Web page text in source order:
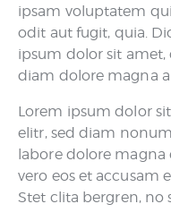
ipsam voluptatem
odit aut fugit, quia.
ipsum dolor sit amet,
diam dolore magna
Lorem ipsum dolor
elitr, sed diam
labore dolore magna
vero eos et accusam
Stet clita bergren, no